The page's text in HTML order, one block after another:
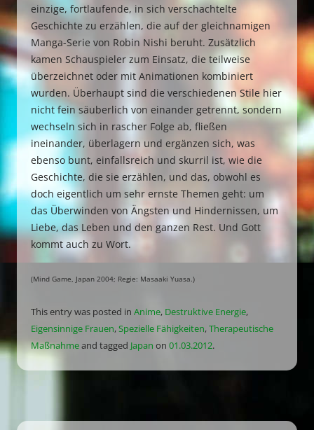
einzige, fortlaufende, in sich verschachtelte
Geschichte zu erzählen, die auf der gleichnamigen
Manga-Serie von Robin Nishi beruht. Zusätzlich
kamen Schauspieler zum Einsatz, die teilweise
überzeichnet oder mit Animationen kombiniert
wurden. Überhaupt sind die verschiedenen Stile hier
nicht fein säuberlich von einander getrennt, sondern
wechseln sich in rascher Folge ab, fließen
ineinander, überlagern und ergänzen sich, was
ebenso bunt, einfallsreich und skurril ist, wie die
Geschichte, die sie erzählen, und das, obwohl es
doch eigentlich um sehr ernste Themen geht: um
das Überwinden von Ängsten und Hindernissen, um
Liebe, das Leben und den ganzen Rest. Und Gott
kommt auch zu Wort.
(Mind Game, Japan 2004; Regie: Masaaki Yuasa.)
This entry was posted in Anime, Destruktive Energie,
Eigensinnige Frauen,Spezielle Fähigkeiten,Therapeutische
Maßnahmeand tagged Japan on 01.03.2012.